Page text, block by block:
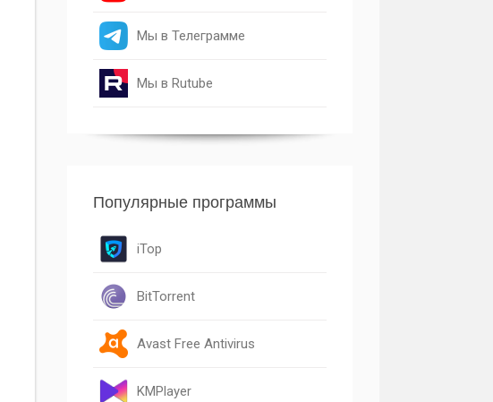
Мы в Телеграмме
Мы в Rutube
Популярные программы
iTop
BitTorrent
Avast Free Antivirus
KMPlayer